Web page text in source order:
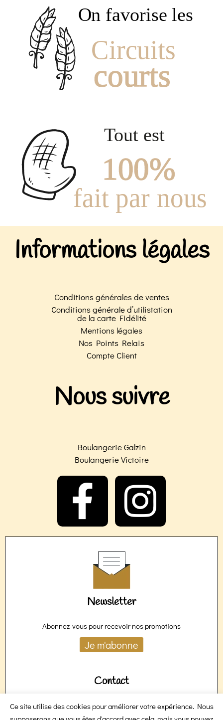
Informations légales
Conditions générales de ventes
Conditions générale d’utilistation
de la carte Fidélité
Mentions légales
Nos Points Relais
Compte Client
Nous suivre
Boulangerie Galzin
Boulangerie Victoire
F
a
c
e
b
o
I
n
a
Newsletter
Abonnez-vous pour recevoir nos promotions
Je m'abonne
Contact
Une demande spécifique ?
Ce site utilise des cookies pour améliorer votre expérience. Nous